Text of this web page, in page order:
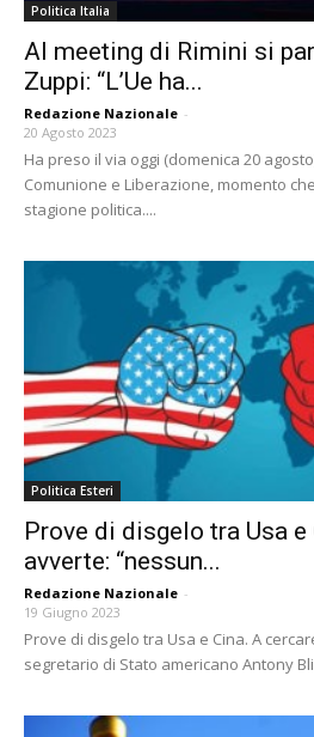
Politica Italia
Al meeting di Rimini si
Zuppi: “L’Ue ha...
Redazione Nazionale -
20 Agosto 2023
Ha preso il via oggi (domenica 20
Comunione e Liberazione, momento
stagione politica....
Politica Esteri
Prove di disgelo tra Usa e
avverte: “nessun...
Redazione Nazionale -
19 Giugno 2023
Prove di disgelo tra Usa e Cina. A
segretario di Stato americano Antony